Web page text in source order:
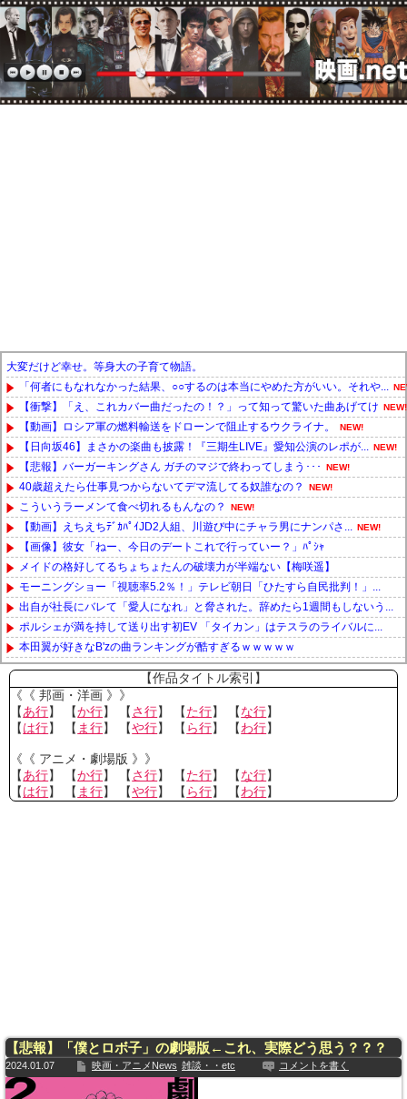
大変だけど幸せ。等身大の子育て物語。
「何者にもなれなかった結果、○○するのは本当にやめた方がいい。それや...
【衝撃】「え、これカバー曲だったの！？」って知って驚いた曲あげてけ NEW!
【動画】ロシア軍の燃料輸送をドローンで阻止するウクライナ。 NEW!
【日向坂46】まさかの楽曲も披露！『三期生LIVE』愛知公演のレポが... NEW!
【悲報】バーガーキングさん ガチのマジで終わってしまう･･･ NEW!
40歳超えたら仕事見つからないてデマ流してる奴誰なの？ NEW!
こういうラーメンて食べ切れるもんなの？ NEW!
【動画】えちえちﾃﾞｶﾊﾟｲJD2人組、川遊び中にチャラ男にナンパさ... NEW!
【画像】彼女「ねー、今日のデートこれで行っていー？」ﾊﾟｼｬ
メイドの格好してるちょちょたんの破壊力が半端ない【梅咲遥】
モーニングショー「視聴率5.2％！」テレビ朝日「ひたすら自民批判！」...
出自が社長にバレて「愛人になれ」と脅された。辞めたら1週間もしないう...
ポルシェが満を持して送り出す初EV 「タイカン」はテスラのライバルに...
本田翼が好きなB'zの曲ランキングが酷すぎるｗｗｗｗｗ
Powered by livedoor 相互RSS
【作品タイトル索引】
《《 邦画・洋画 》》
【あ行】 【か行】 【さ行】 【た行】 【な行】
【は行】 【 ま行】 【や行】 【 ら行】 【わ行】
《《 アニメ・劇場版 》》
【あ行】 【か行】 【さ行】 【た行】 【な行】
【は行】 【 ま行】 【や行】 【 ら行】 【わ行】
【悲報】「僕とロボ子」の劇場版←これ、実際どう思う？？？
2024.01.07 映画・アニメNews 雑談・・etc コメントを書く